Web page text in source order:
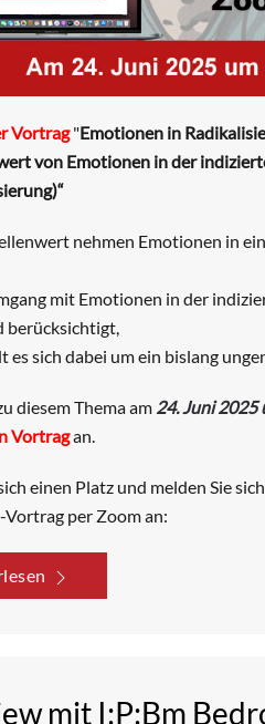
Vortrag"Emotionen in
von Emotionen in der
nehmen Emotionen in
mit Emotionen in der
berücksichtigt,
es sich dabei um ein bislang
diesem Thema am 24. Juni 2025
Vortragan.
einen Platz und melden Sie
per Zoom an:
mit I:P:Bm